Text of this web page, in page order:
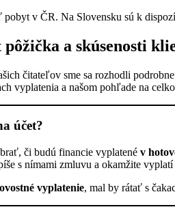
v ČR. Na Slovensku sú k
a skúsenosti
čitateľov sme sa rozhodli
vyplatenia a našom pohľade na
účet?
či budú financie vyplatené v
s nímami zmluvu a okamžite vyplatí
vyplatenie, mal by rátať s